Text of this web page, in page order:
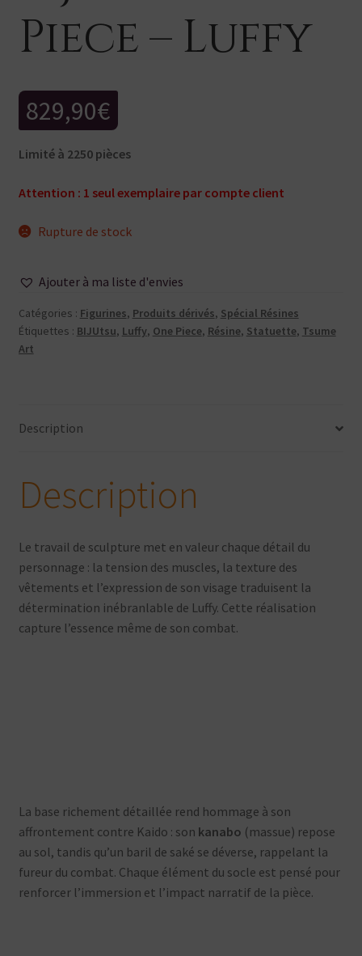
Piece – Luffy
829,90€
Limité à 2250 pièces
Attention : 1 seul exemplaire par compte client
Rupture de stock
Ajouter à ma liste d'envies
Catégories : Figurines, Produits dérivés, Spécial Résines
Étiquettes : BIJUtsu, Luffy, One Piece, Résine, Statuette, Tsume
Art
Description
Description
Le travail de sculpture met en valeur chaque détail du
personnage : la tension des muscles, la texture des
vêtements et l’expression de son visage traduisent la
détermination inébranlable de Luffy. Cette réalisation
capture l’essence même de son combat.
La base richement détaillée rend hommage à son
affrontement contre Kaido : son kanabo (massue) repose
au sol, tandis qu’un baril de saké se déverse, rappelant la
fureur du combat. Chaque élément du socle est pensé pour
renforcer l’immersion et l’impact narratif de la pièce.